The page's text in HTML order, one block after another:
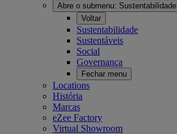
Abre o submenu: Sustentabilidade
Voltar
Sustentabilidade
Sustentáveis
Social
Governança
Fechar menu
Locations
História
Marcas
eZee Factory
Virtual Showroom